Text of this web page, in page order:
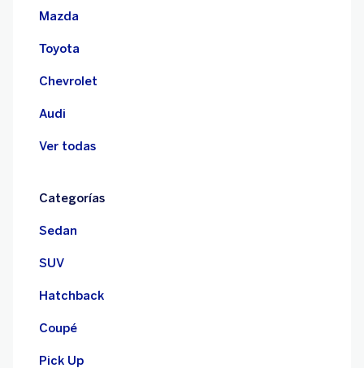
Mazda
Toyota
Chevrolet
Audi
Ver todas
Categorías
Sedan
SUV
Hatchback
Coupé
Pick Up